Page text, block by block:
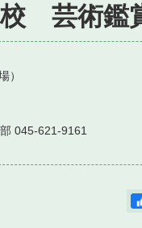
校 芸術鑑
）
045-621-9161